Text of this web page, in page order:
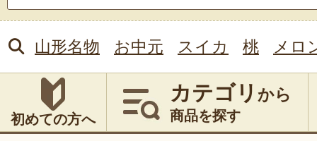
索:
山形名物 お中元 スイカ 桃 メロ
初めての方へ
カテゴリ から
商品を探す